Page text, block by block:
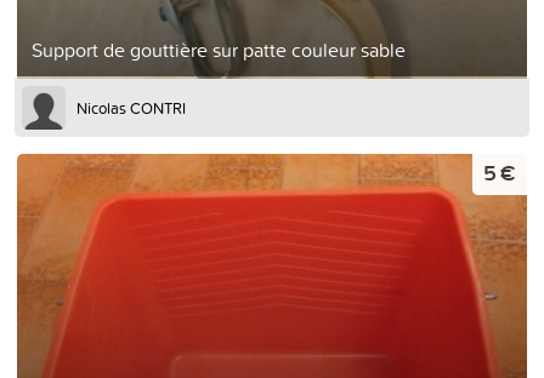
Support de gouttière sur patte couleur sable
Nicolas CONTRI
5 €